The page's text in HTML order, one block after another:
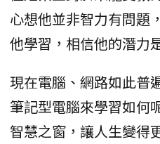
心想他並非智力有問題
他學習，相信他的潛力
現在電腦、網路如此普
筆記型電腦來學習如何
智慧之窗，讓人生變得